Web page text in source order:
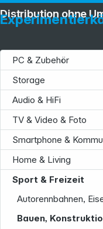
PC & Zubehör
Storage
Audio & HiFi
TV & Video & Foto
Smartphone &
Home & Living
Sport & Freizeit
Autorennbahnen,
Bauen,
Distribution ohne
Service
Informationen